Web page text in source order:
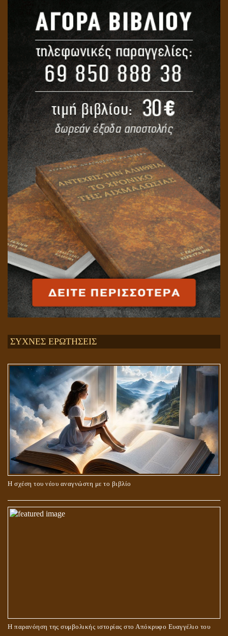
ΣΥΧΝΕΣ ΕΡΩΤΗΣΕΙΣ
Η σχέση του νέου αναγνώστη με το βιβλίο
Η παρανόηση της συμβολικής ιστορίας στο Απόκρυφο Ευαγγέλιο του